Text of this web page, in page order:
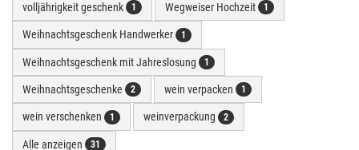
volljährigkeit geschenk 1 Wegweiser Hochzeit 1
Weihnachtsgeschenk Handwerker 1
Weihnachtsgeschenk mit Jahreslosung 1
Weihnachtsgeschenke 2 wein verpacken 1
wein verschenken 1 weinverpackung 2
Alle anzeigen 31